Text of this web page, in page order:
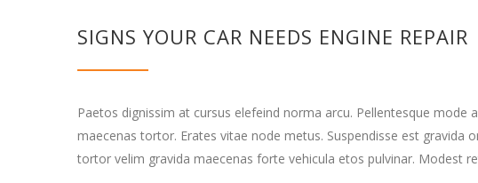
SIGNS YOUR CAR NEEDS ENGINE REPAIR
Paetos dignissim at cursus elefeind norma arcu. Pellentesque
maecenas tortor. Erates vitae node metus. Suspendisse est
tortor velim gravida maecenas forte vehicula etos pulvinar. Modest